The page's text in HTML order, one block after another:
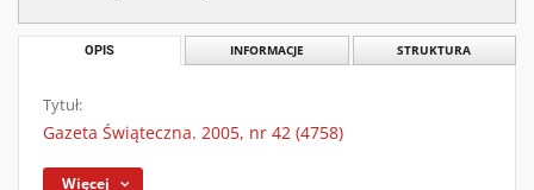
OPIS INFORMACJE STRUKTURA
Tytuł:
Gazeta Świąteczna. 2005, nr 42 (4758)
Więcej